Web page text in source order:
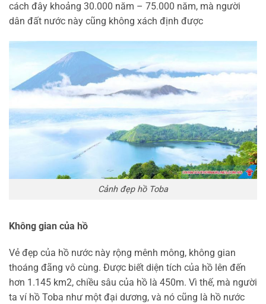
cách đây khoảng 30.000 năm – 75.000 năm, mà người
dân đất nước này cũng không xách định được
Cảnh đẹp hồ Toba
Không gian của hồ
Vẻ đẹp của hồ nước này rộng mênh mông, không gian
thoáng đãng vô cùng. Được biết diện tích của hồ lên đến
hơn 1.145 km2, chiều sâu của hồ là 450m. Vì thế, mà người
ta ví hồ Toba như một đại dương, và nó cũng là hồ nước